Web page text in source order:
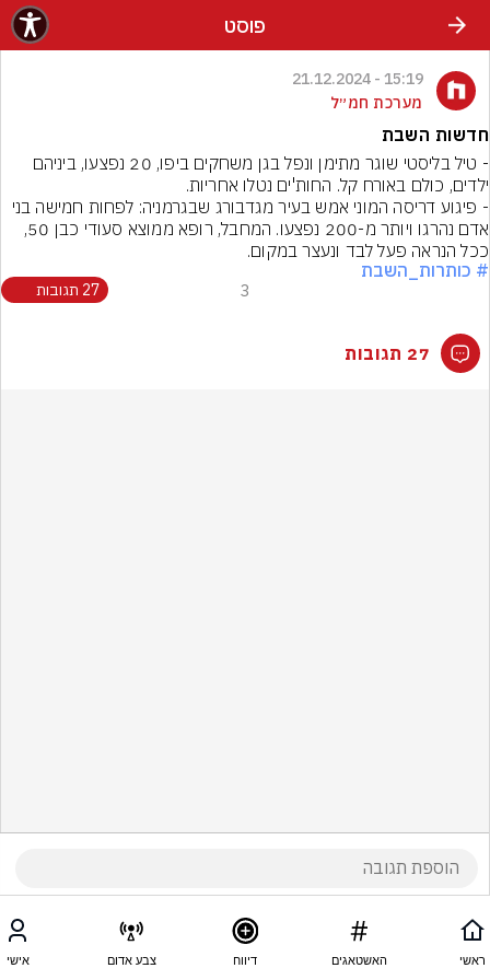
פוסט
15:19 - 21.12.2024
מערכת חמ״ל
חדשות השבת
ילדים, כולם באורח קל. החות'ים נטלו אחריות.
ככל הנראה פעל לבד ונעצר במקום.
# כותרות_השבת
3 27 תגובות
27 תגובות
ראשי האשטאגים דיווח צבע אדום אישי